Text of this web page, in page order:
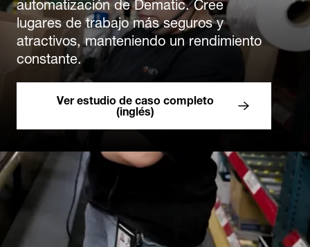
lugares de trabajo más seguros y
atractivos, manteniendo un rendimiento
constante.
Ver estudio de caso completo
(inglés)